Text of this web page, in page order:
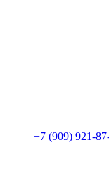
+7 (909) 921-